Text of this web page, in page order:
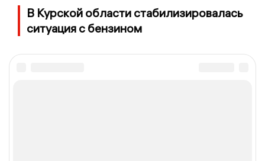
В Курской области стабилизировалась
ситуация с бензином